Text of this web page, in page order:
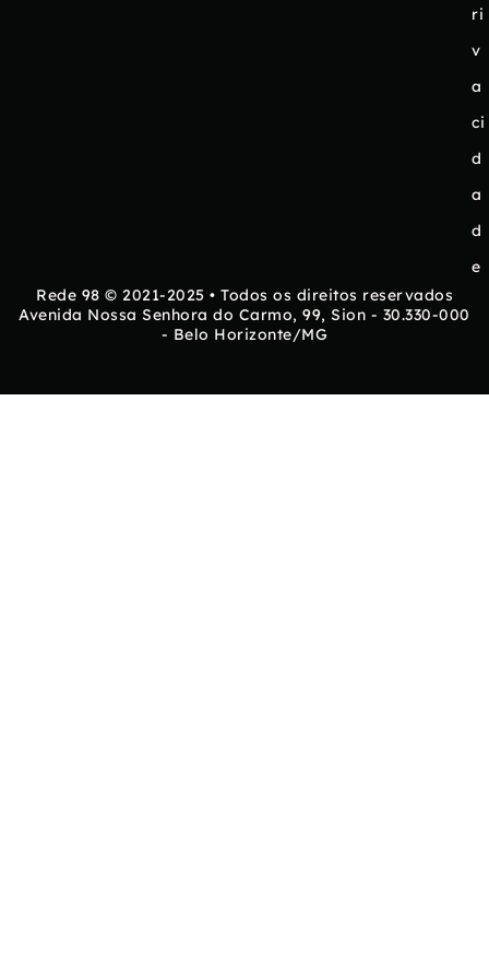
ri
v
a
ci
d
a
d
e
Rede 98 © 2021-2025 • Todos os direitos reservados
Avenida Nossa Senhora do Carmo, 99, Sion - 30.330-000
- Belo Horizonte/MG